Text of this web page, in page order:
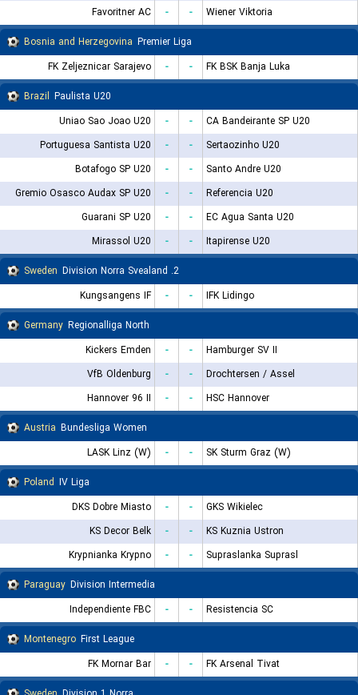
Favoritner AC
- -
Wiener Viktoria
Bosnia and Herzegovina Premier Liga
FK Zeljeznicar Sarajevo
- -
FK BSK Banja Luka
Brazil Paulista U20
Uniao Sao Joao U20
- -
CA Bandeirante SP U20
Portuguesa Santista U20
- -
Sertaozinho U20
Botafogo SP U20
- -
Santo Andre U20
Gremio Osasco Audax SP U20
- -
Referencia U20
Guarani SP U20
- -
EC Agua Santa U20
Mirassol U20
- -
Itapirense U20
Sweden
2. Division Norra Svealand
Kungsangens IF
- -
IFK Lidingo
Germany Regionalliga North
Kickers Emden
- -
Hamburger SV II
VfB Oldenburg
- -
Drochtersen / Assel
Hannover 96 II
- -
HSC Hannover
Austria Bundesliga Women
LASK Linz (W)
- -
SK Sturm Graz (W)
Poland IV Liga
DKS Dobre Miasto
- -
GKS Wikielec
KS Decor Belk
- -
KS Kuznia Ustron
Krypnianka Krypno
- -
Supraslanka Suprasl
Paraguay Division Intermedia
Independiente FBC
- -
Resistencia SC
Montenegro First League
FK Mornar Bar
- -
FK Arsenal Tivat